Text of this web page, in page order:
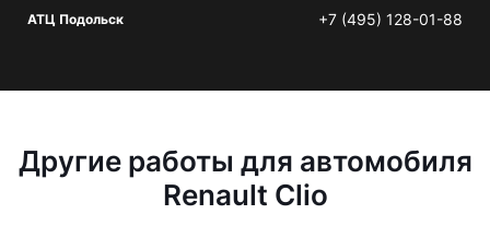
АТЦ Подольск +7 (495) 128-01-88
Другие работы для автомобиля
Renault Clio